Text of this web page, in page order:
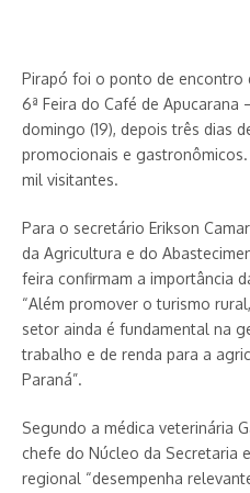
Pirapó foi o ponto de encontro
6ª Feira do Café de Apucarana
domingo (19), depois três dias
promocionais e
mil visitantes.
Para o secretário Erikson
da Agricultura e do
feira confirmam a importância
“Além promover o turismo
setor ainda é fundamental na
trabalho e de renda para a
Paraná”.
Segundo a médica veterinária
chefe do Núcleo da Secretaria
regional “desempenha